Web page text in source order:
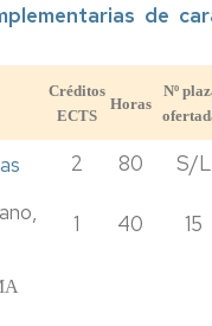
de
Créditos
ECTS
Horas
Nº
2 80 S/L
1 40 15